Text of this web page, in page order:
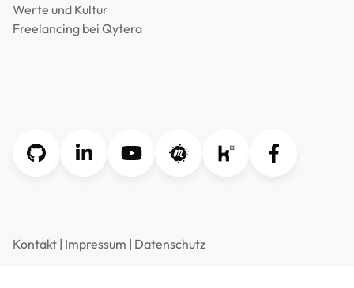
Werte und Kultur
Freelancing bei Qytera
Kontakt | Impressum | Datenschutz